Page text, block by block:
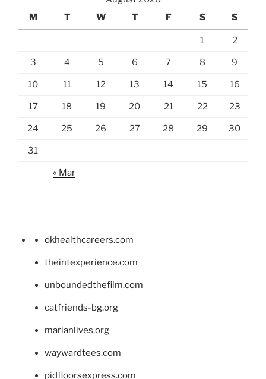
M
T W T F S S
1 2
3 4 5 6 7 8 9
10 11 12 13 14 15 16
17 18 19 20 21 22 23
24 25 26 27 28 29 30
31
« Mar
okhealthcareers.com
theintexperience.com
unboundedthefilm.com
catfriends-bg.org
marianlives.org
waywardtees.com
pidfloorsexpress.com